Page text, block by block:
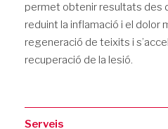
permet obtenir resultats des
reduint la inflamació i el dolor
regeneració de teixits i
recuperació de la lesió.
Serveis